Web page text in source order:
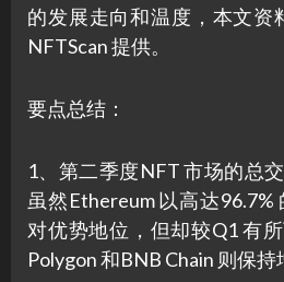
的发展走向和温度，本文资
NFTScan 提供。
要点总结：
1、第二季度NFT 市场的总
虽然Ethereum 以高达
对优势地位，但却较Q1 有所
Polygon 和BNB Chain 则保持